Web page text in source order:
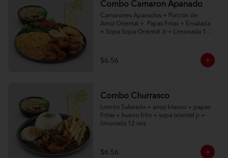
Combo Camaron Apanado
Camarones Apanados + Porción de
Arroz Oriental +  Papas Fritas + Ensalada
+ Sopa Sopa Oriental Jr + Limonada 12
$6.56
Combo Churrasco
Lomito Salteado + arroz blanco + papas
Fritas + huevo frito + sopa oriental jr +
limonada 12 onz
$6.56